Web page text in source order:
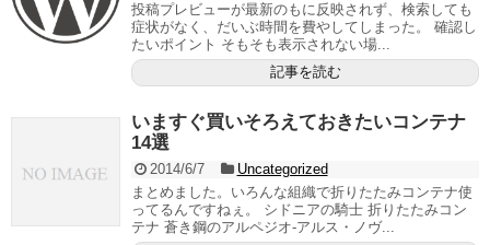
投稿プレビューが最新のもに反映されず、検索しても
症状がなく、だいぶ時間を費やしてしまった。 確認し
たいポイント そもそも表示されない場...
記事を読む
いますぐ買いそろえておきたいコンテナ
14選
2014/6/7
Uncategorized
まとめました。いろんな組織で折りたたみコンテナ使
ってるんですねぇ。 シドニアの騎士 折りたたみコン
テナ 蒼き鋼のアルペジオ-アルス・ノヴ...